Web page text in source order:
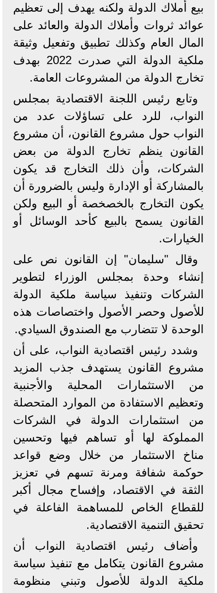
بيع أملاك الدولة ولكنه يهدف إلى تعظيم
عوائد ثروات وأملاك الدولة والعائد على
المال العام وكذلك تطبيق وتفعيل وثيقة
ملكية الدولة التي صدرت 2022 بهدف
تخارج الدولة من المشروعات العامة.
وتابع رئيس اللجنة الاقتصادية بمجلس
النواب، للرد على تساؤلات عدد من
النواب حول مشروع القانون، أن مشروع
القانون ينظم تخارج الدولة من بعض
الشركات، وأن ذلك التخارج قد يكون
بالمشاركة أو الإدارة وليس بالضرورة أن
يكون التخارج بالخصخصة أو البيع ولكن
القانون يسمح بالبيع كأحد الوسائل أو
الخيارات.
وقال "سليمان" إن القانون نص على
إنشاء وحدة بمجلس الوزراء لتطوير
الشركات وتنفيذ سياسة ملكية الدولة
للأصول وحصر الأصول واختصاصات هذه
الوحدة لا تتضارب مع الصندوق السيادي.
وشدد رئيس اقتصادية النواب، على أن
مشروع القانون يستهدف جذب المزيد
من الاستثمارات المحلية والأجنبية
وتعظيم الاستفادة من الموارد المتحصلة
من استثمارات الدولة في الشركات
المملوكة لها أو تساهم فيها وتحسين
مناخ الاستثمار من خلال وضع قواعد
حوكمة شفافة ومرنة تسهم في تعزيز
الثقة في الاقتصاد، وإفساح مجال أكبر
للقطاع الخاص للمساهمة الفاعلة في
تحقيق التنمية الاقتصادية.
وأضاف رئيس اقتصادية النواب أن
مشروع القانون يتكامل مع تنفيذ سياسة
ملكية الدولة للأصول وتبني منظومة